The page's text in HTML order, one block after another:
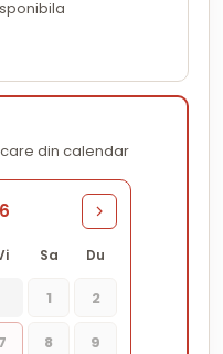
din calendar
Sa Du
1 2
7 8 9